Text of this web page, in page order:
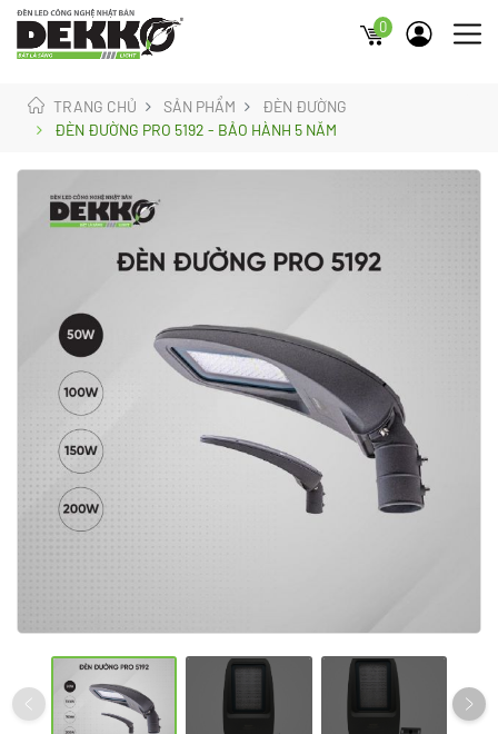
0
TRANG CHỦ SẢN PHẨM
ĐÈN ĐƯỜNG
ĐÈN ĐƯỜNG PRO 5192 - BẢO HÀNH 5 NĂM